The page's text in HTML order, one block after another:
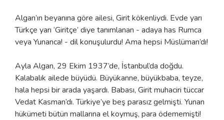
Algan’ın beyanına göre ailesi, Girit kökenliydi. Evde yarı
Türkçe yarı ‘Giritçe’ diye tanımlanan - adaya has Rumca
veya Yunanca! - dil konuşulurdu! Ama hepsi Müslüman’dı!
Ayla Algan, 29 Ekim 1937’de, İstanbul’da doğdu.
Kalabalık ailede büyüdü. Büyükanne, büyükbaba, teyze,
hala hepsi bir arada yaşardı. Babası, Girit muhaciri tüccar
Vedat Kasman’dı. Türkiye’ye beş parasız gelmişti. Yunan
hükümeti bütün mallarına el koymuş, para ödememişti!